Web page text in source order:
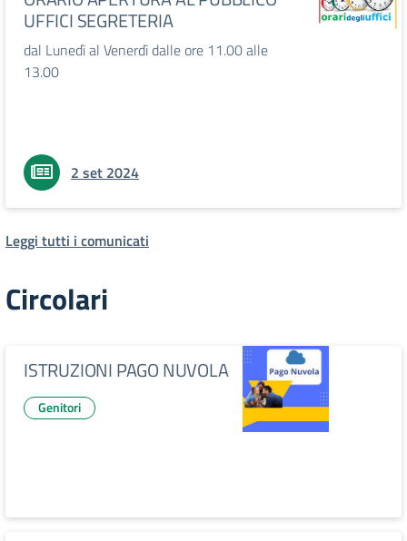
UFFICI SEGRETERIA
dal Lunedì al Venerdì dalle ore 11.00 alle
13.00
2 set 2024
Leggi tutti i comunicati
Circolari
ISTRUZIONI PAGO NUVOLA
Genitori